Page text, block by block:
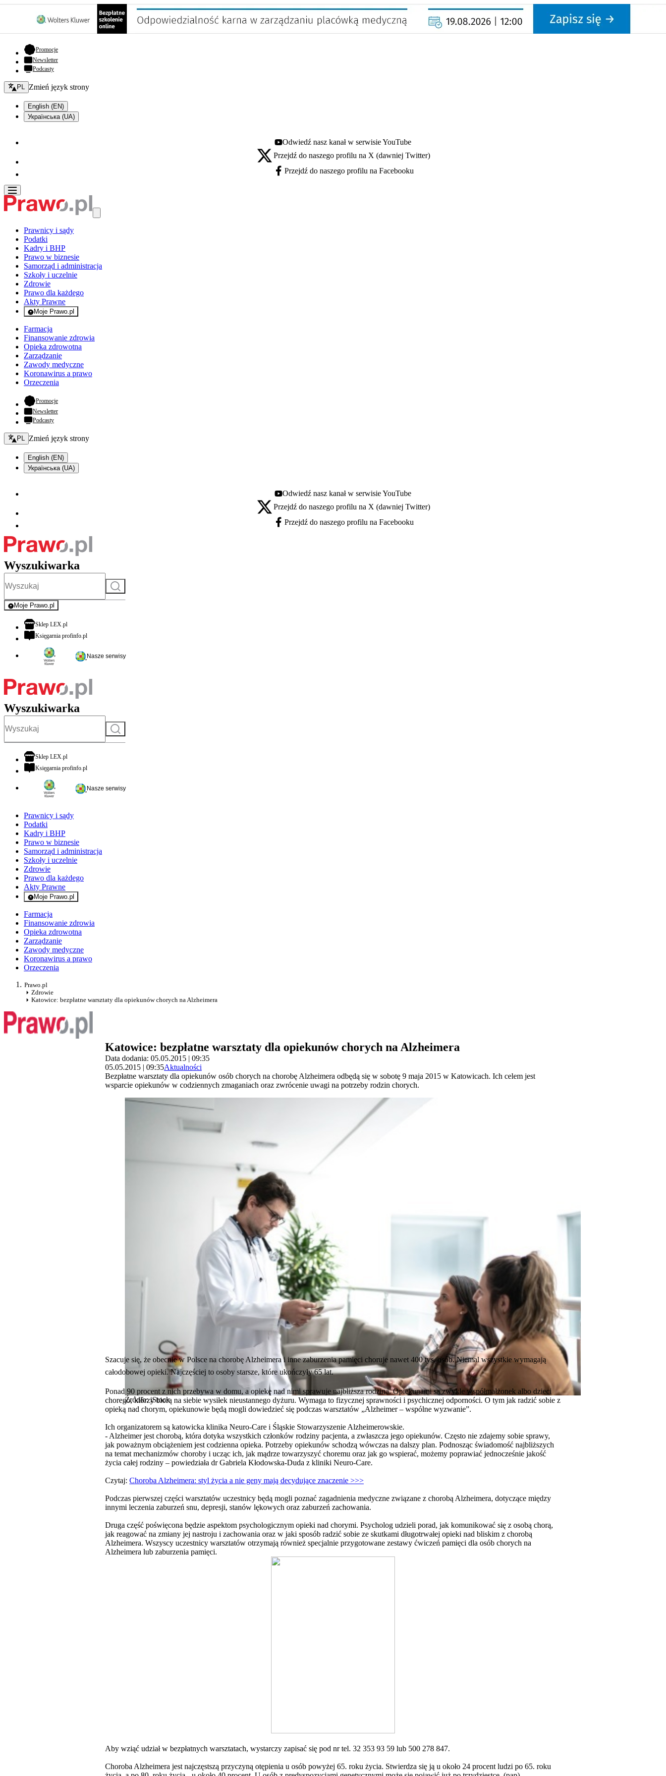
Promocje- otwiera się w nowej karcie
Newsletter
Podcasty
Zmień język - bieżący:
PL Zmień język strony
English (EN)
Українська (UA)
Youtube - otwiera się w nowej karcie
Odwiedź nasz kanał w serwisie YouTube
X - otwiera się w nowej karcie
Przejdź do naszego profilu na X (dawniej Twitter)
Facebook - otwiera się w nowej karcie
Przejdź do naszego profilu na Facebooku
Prawnicy i sądy
Podatki
Kadry i BHP
Prawo w biznesie
Samorząd i administracja
Szkoły i uczelnie
Zdrowie
Prawo dla każdego
Akty Prawne
Moje Prawo.pl
- rejestracja i logowanie do serwisu
Farmacja
Finansowanie zdrowia
Opieka zdrowotna
Zarządzanie
Zawody medyczne
Koronawirus a prawo
Orzeczenia
Promocje- otwiera się w nowej karcie
Newsletter
Podcasty
Zmień język - bieżący:
PL Zmień język strony
English (EN)
Українська (UA)
Youtube - otwiera się w nowej karcie
Odwiedź nasz kanał w serwisie YouTube
X - otwiera się w nowej karcie
Przejdź do naszego profilu na X (dawniej Twitter)
Facebook - otwiera się w nowej karcie
Przejdź do naszego profilu na Facebooku
Wyszukiwarka
Szukaj
Moje Prawo.pl
- rejestracja i logowanie do serwisu
Sklep LEX.plotwiera się w nowej karcie
Księgarnia profinfo.plotwiera się w nowej karcie
Nasze serwisy
Wyszukiwarka
Szukaj
Sklep LEX.plotwiera się w nowej karcie
Księgarnia profinfo.plotwiera się w nowej karcie
Nasze serwisy
Prawnicy i sądy
Podatki
Kadry i BHP
Prawo w biznesie
Samorząd i administracja
Szkoły i uczelnie
Zdrowie
Prawo dla każdego
Akty Prawne
Moje Prawo.pl
- rejestracja i logowanie do serwisu
Farmacja
Finansowanie zdrowia
Opieka zdrowotna
Zarządzanie
Zawody medyczne
Koronawirus a prawo
Orzeczenia
Prawo.pl
Zdrowie
Katowice: bezpłatne warsztaty dla opiekunów chorych na Alzheimera
Katowice: bezpłatne warsztaty dla opiekunów chorych na Alzheimera
Data dodania: 05.05.2015 | 09:35
05.05.2015 | 09:35Aktualności
Bezpłatne warsztaty dla opiekunów osób chorych na chorobę Alzheimera odbędą się w sobotę 9 maja 2015 w Katowicach. Ich celem jest
wsparcie opiekunów w codziennych zmaganiach oraz zwrócenie uwagi na potrzeby rodzin chorych.
Źródło: iStock
Szacuje się, że obecnie w Polsce na chorobę Alzheimera i inne zaburzenia pamięci choruje nawet 400 tys. osób. Niemal wszystkie wymagają
całodobowej opieki. Najczęściej to osoby starsze, które ukończyły 65 lat.
Ponad 90 procent z nich przebywa w domu, a opiekę nad nimi sprawuje najbliższa rodzina. Opiekunami są zwykle współmałżonek albo dzieci
chorego, którzy biorą na siebie wysiłek nieustannego dyżuru. Wymaga to fizycznej sprawności i psychicznej odporności. O tym jak radzić sobie z
opieką nad chorym, opiekunowie będą mogli dowiedzieć się podczas warsztatów „Alzheimer – wspólne wyzwanie”.
Ich organizatorem są katowicka klinika Neuro-Care i Śląskie Stowarzyszenie Alzheimerowskie.
- Alzheimer jest chorobą, która dotyka wszystkich członków rodziny pacjenta, a zwłaszcza jego opiekunów. Często nie zdajemy sobie sprawy,
jak poważnym obciążeniem jest codzienna opieka. Potrzeby opiekunów schodzą wówczas na dalszy plan. Podnosząc świadomość najbliższych
na temat mechanizmów choroby i ucząc ich, jak mądrze towarzyszyć choremu oraz jak go wspierać, możemy poprawiać jednocześnie jakość
życia całej rodziny – powiedziała dr Gabriela Kłodowska-Duda z kliniki Neuro-Care.
Czytaj: Choroba Alzheimera: styl życia a nie geny mają decydujące znaczenie >>>
Podczas pierwszej części warsztatów uczestnicy będą mogli poznać zagadnienia medyczne związane z chorobą Alzheimera, dotyczące między
innymi leczenia zaburzeń snu, depresji, stanów lękowych oraz zaburzeń zachowania.
Druga część poświęcona będzie aspektom psychologicznym opieki nad chorymi. Psycholog udzieli porad, jak komunikować się z osobą chorą,
jak reagować na zmiany jej nastroju i zachowania oraz w jaki sposób radzić sobie ze skutkami długotrwałej opieki nad bliskim z chorobą
Alzheimera. Wszyscy uczestnicy warsztatów otrzymają również specjalnie przygotowane zestawy ćwiczeń pamięci dla osób chorych na
Alzheimera lub zaburzenia pamięci.
Aby wziąć udział w bezpłatnych warsztatach, wystarczy zapisać się pod nr tel. 32 353 93 59 lub 500 278 847.
Choroba Alzheimera jest najczęstszą przyczyną otępienia u osób powyżej 65. roku życia. Stwierdza się ją u około 24 procent ludzi po 65. roku